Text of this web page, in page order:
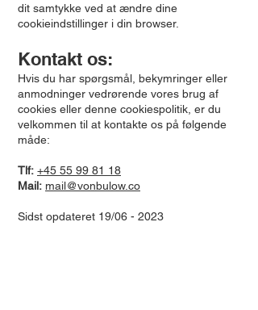
dit samtykke ved at ændre dine
cookieindstillinger i din browser.
Kontakt os:
Hvis du har spørgsmål, bekymringer eller
anmodninger vedrørende vores brug af
cookies eller denne cookiespolitik, er du
velkommen til at kontakte os på følgende
måde:
Tlf: +45 55 99 81 18
Mail: mail@vonbulow.co
Sidst opdateret 19/06 - 2023